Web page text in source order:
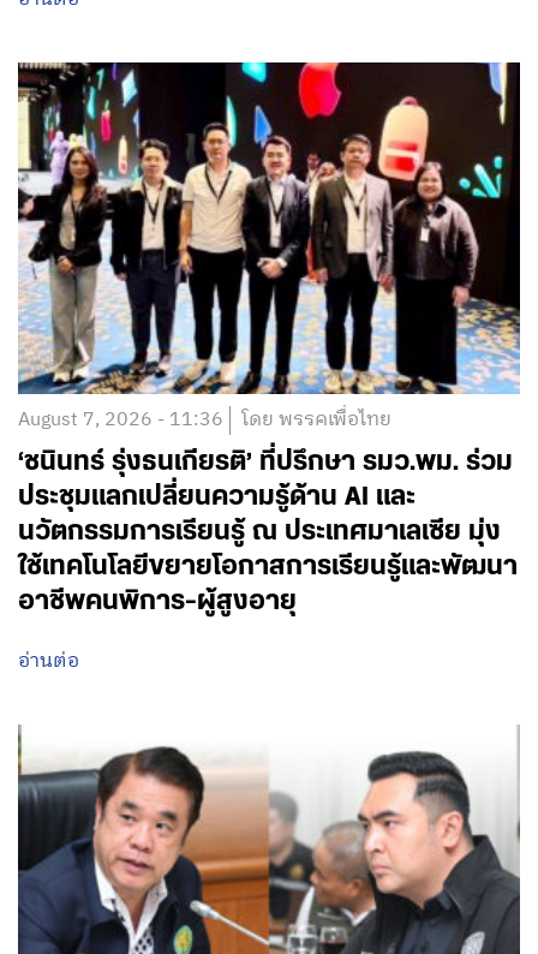
August 7, 2026 - 11:36 โดย พรรคเพื่อไทย
‘ชนินทร์ รุ่งธนเกียรติ’ ที่ปรึกษา รมว.พม. ร่วม
ประชุมแลกเปลี่ยนความรู้ด้าน AI และ
นวัตกรรมการเรียนรู้ ณ ประเทศมาเลเซีย มุ่ง
ใช้เทคโนโลยีขยายโอกาสการเรียนรู้และพัฒนา
อาชีพคนพิการ-ผู้สูงอายุ
อ่านต่อ